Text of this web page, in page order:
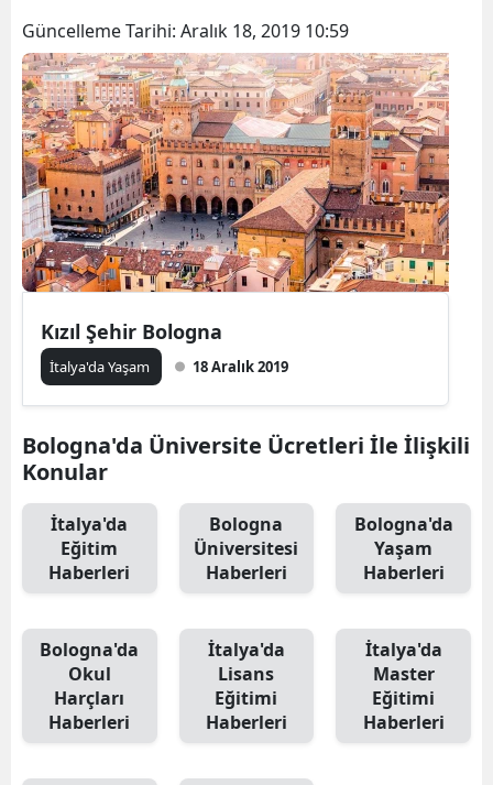
Güncelleme Tarihi: Aralık 18, 2019 10:59
Kızıl Şehir Bologna
İtalya'da Yaşam 18 Aralık 2019
Bologna'da Üniversite Ücretleri İle İlişkili
Konular
İtalya'da
Eğitim
Haberleri
Bologna
Üniversitesi
Haberleri
Bologna'da
Yaşam
Haberleri
Bologna'da
Okul
Harçları
Haberleri
İtalya'da
Lisans
Eğitimi
Haberleri
İtalya'da
Master
Eğitimi
Haberleri